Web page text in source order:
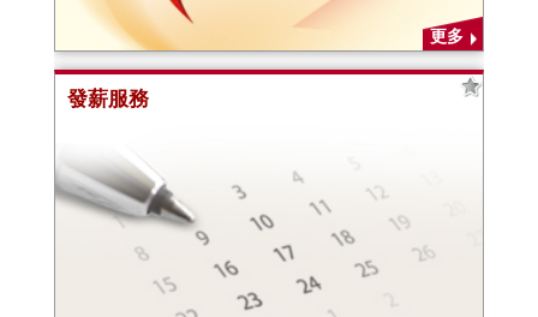
更多
發薪服務